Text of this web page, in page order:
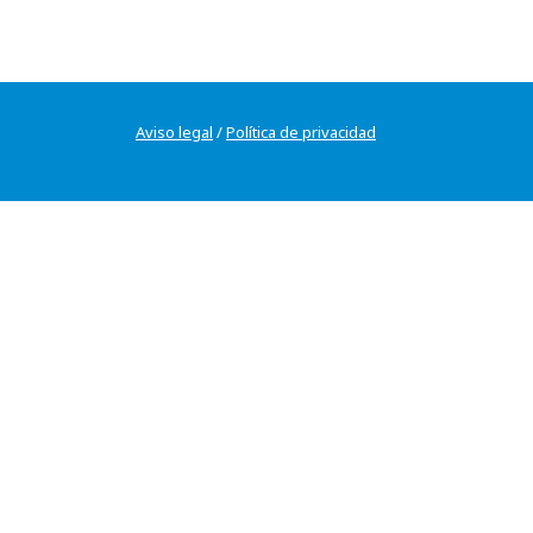
Aviso legal /Política de privacidad